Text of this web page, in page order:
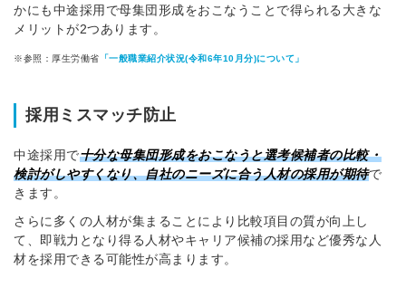
かにも中途採用で母集団形成をおこなうことで得られる大きな
メリットが2つあります。
※参照：厚生労働省 「一般職業紹介状況(令和6年10月分)について」
採用ミスマッチ防止
中途採用で十分な母集団形成をおこなうと選考候補者の比較・
検討がしやすくなり、自社のニーズに合う人材の採用が期待で
きます。
さらに多くの人材が集まることにより比較項目の質が向上し
て、即戦力となり得る人材やキャリア候補の採用など優秀な人
材を採用できる可能性が高まります。